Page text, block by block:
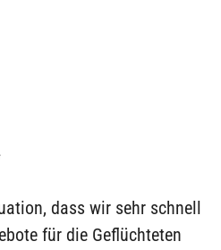
dass wir sehr schnell
für die Geflüchteten